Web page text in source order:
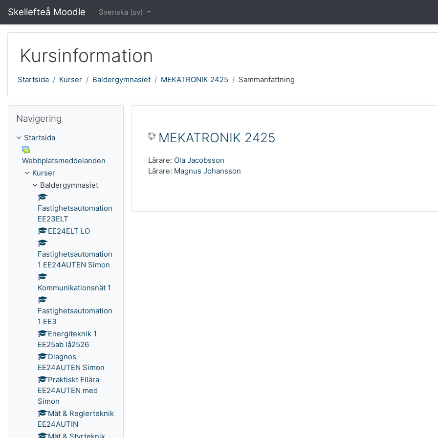
Skellefteå Moodle Svenska ‎(sv)‎
Kursinformation
Startsida Kurser Baldergymnasiet MEKATRONIK 2425 Sammanfattning
MEKATRONIK 2425
Lärare: Ola Jacobsson
Lärare: Magnus Johansson
Navigering
Startsida
Webbplatsmeddelanden
Kurser
Baldergymnasiet
Fastighetsautomation
EE23ELT
EE24ELT LO
Fastighetsautomation
1 EE24AUTEN Simon
Kommunikationsnät 1
Fastighetsautomation
1 EE3
Energiteknik 1
EE25ab lå2526
Diagnos
EE24AUTEN Simon
Praktiskt Ellära
EE24AUTEN med
Simon
Mät & Reglerteknik
EE24AUTIN